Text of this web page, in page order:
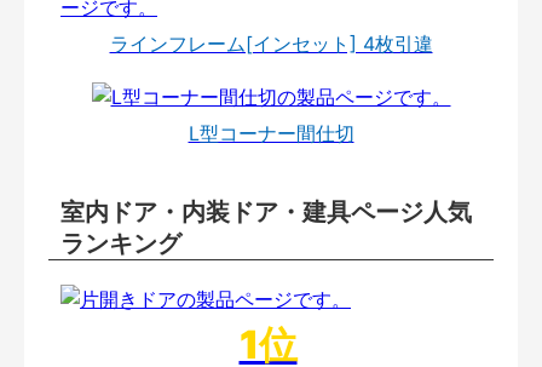
ラインフレーム[インセット] 4枚引違
L型コーナー間仕切
室内ドア・内装ドア・建具ページ人気
ランキング